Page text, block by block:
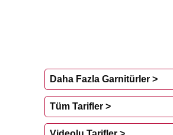
Daha Fazla Garnitürler >
Tüm Tarifler >